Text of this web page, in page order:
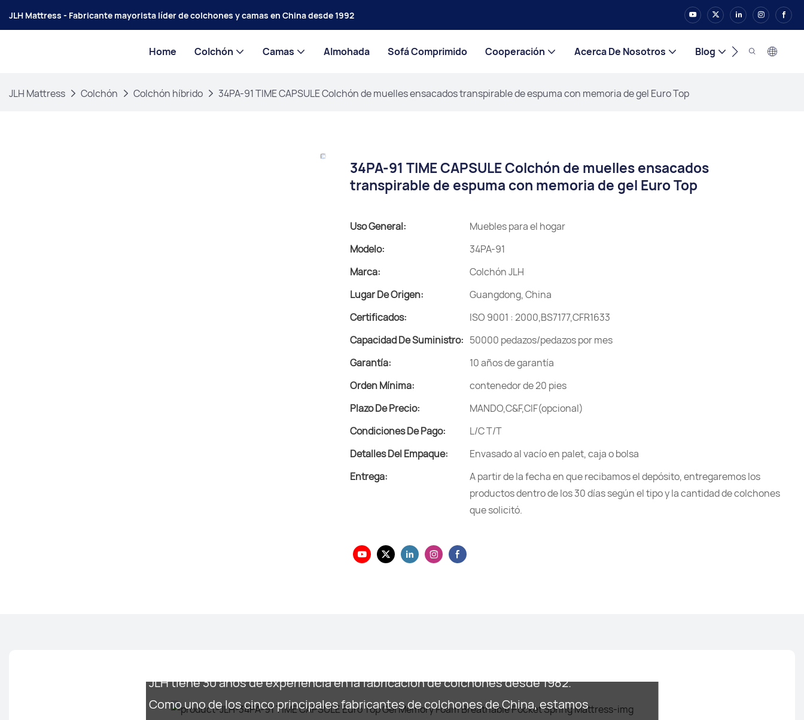
JLH Mattress - Fabricante mayorista líder de colchones y camas en China desde 1992
Home Colchón Camas Almohada Sofá Comprimido Cooperación Acerca De Nosotros Blog Contacto
JLH Mattress Colchón Colchón híbrido 34PA-91 TIME CAPSULE Colchón de muelles ensacados transpirable de espuma con memoria de gel Euro Top
34PA-91 TIME CAPSULE Colchón de muelles ensacados
transpirable de espuma con memoria de gel Euro Top
Uso General:
Muebles para el hogar
Modelo:
34PA-91
Marca:
Colchón JLH
Lugar De Origen:
Guangdong, China
Certificados:
ISO 9001 : 2000,BS7177,CFR1633
Capacidad De Suministro: 50000 pedazos/pedazos por mes
Garantía:
10 años de garantía
Orden Mínima:
contenedor de 20 pies
Plazo De Precio:
MANDO,C&F,CIF(opcional)
Condiciones De Pago:
L/C T/T
Detalles Del Empaque:
Envasado al vacío en palet, caja o bolsa
Entrega:
A partir de la fecha en que recibamos el depósito, entregaremos los
productos dentro de los 30 días según el tipo y la cantidad de colchones
que solicitó.
JLH tiene 30 años de experiencia en la fabricación de colchones desde 1982.
Como uno de los cinco principales fabricantes de colchones de China, estamos